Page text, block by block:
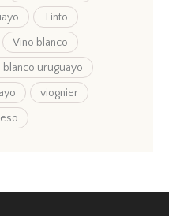
Tinto
Vino blanco
blanco uruguayo
viognier